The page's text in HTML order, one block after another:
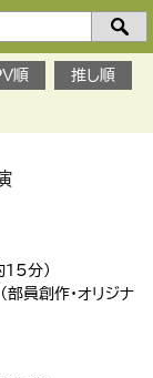
順 推し順
分）
員創作・オリジナ